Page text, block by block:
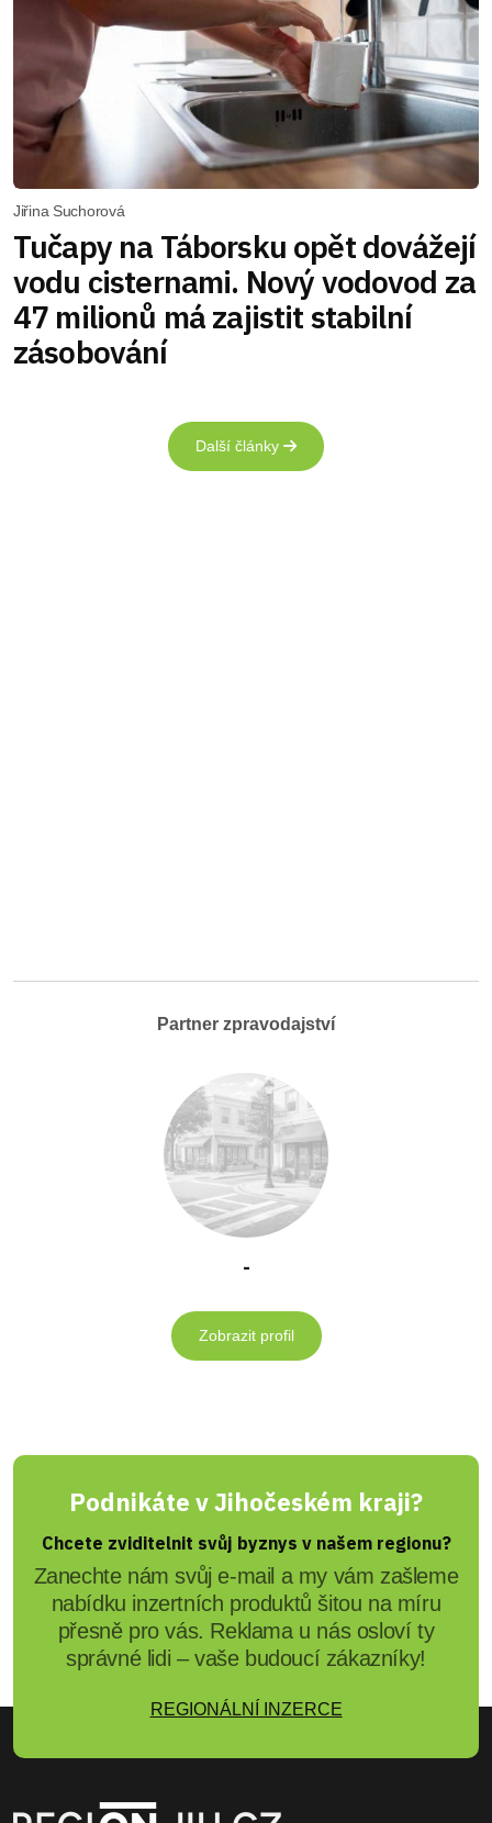
Jiřina Suchorová
Tučapy na Táborsku opět dovážejí
vodu cisternami. Nový vodovod za
47 milionů má zajistit stabilní
zásobování
Další články
Partner zpravodajství
-
Zobrazit profil
Podnikáte v Jihočeském kraji?
Chcete zviditelnit svůj byznys v našem regionu?
Zanechte nám svůj e-mail a my vám zašleme
nabídku inzertních produktů šitou na míru
přesně pro vás. Reklama u nás osloví ty
správné lidi – vaše budoucí zákazníky!
REGIONÁLNÍ INZERCE